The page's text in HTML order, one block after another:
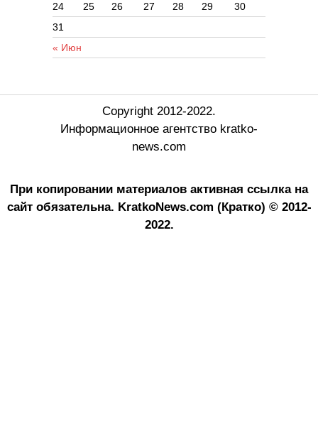
« Июн
24
25 26 27 28 29
30
31
Copyright 2012-2022.
Информационное агентство kratko-
news.com
При копировании материалов активная ссылка на
сайт обязательна. KratkoNews.com (Кратко) © 2012-
2022.